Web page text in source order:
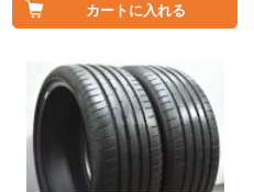
カートに入れる